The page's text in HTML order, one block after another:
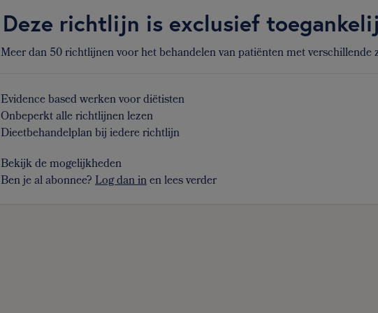
Deze richtlijn is exclusief
Meer dan 50 richtlijnen voor het behandelen van patiënten met verschillende
Evidence based werken voor diëtisten
Onbeperkt alle richtlijnen lezen
Dieetbehandelplan bij iedere richtlijn
Bekijk de mogelijkheden
Ben je al abonnee?Log dan inen lees verder